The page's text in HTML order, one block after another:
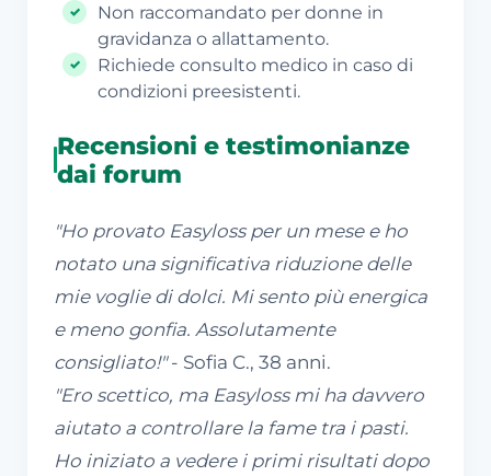
Non raccomandato per donne in
gravidanza o allattamento.
Richiede consulto medico in caso di
condizioni preesistenti.
Recensioni e testimonianze
dai forum
"Ho provato Easyloss per un mese e ho
notato una significativa riduzione delle
mie voglie di dolci. Mi sento più energica
e meno gonfia. Assolutamente
consigliato!"- Sofia C., 38 anni.
"Ero scettico, ma Easyloss mi ha davvero
aiutato a controllare la fame tra i pasti.
Ho iniziato a vedere i primi risultati dopo